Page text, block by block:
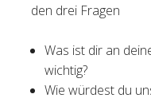
den drei Fragen
Was ist dir an
wichtig?
Wie würdest du